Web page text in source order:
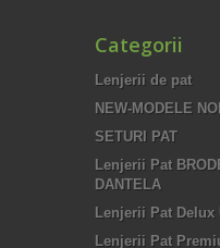
Categorii
Lenjerii de pat
NEW-MODELE NOI
SETURI PAT
Lenjerii Pat
DANTELA
Lenjerii Pat Delux
Lenjerii Pat